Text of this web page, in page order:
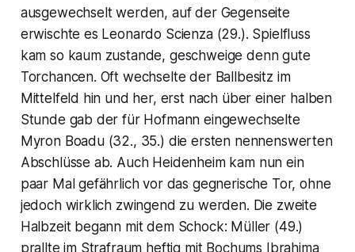
ausgewechselt werden, auf der Gegenseite
erwischte es Leonardo Scienza (29.). Spielfluss
kam so kaum zustande, geschweige denn gute
Torchancen. Oft wechselte der Ballbesitz im
Mittelfeld hin und her, erst nach über einer halben
Stunde gab der für Hofmann eingewechselte
Myron Boadu (32., 35.) die ersten nennenswerten
Abschlüsse ab. Auch Heidenheim kam nun ein
paar Mal gefährlich vor das gegnerische Tor, ohne
jedoch wirklich zwingend zu werden. Die zweite
Halbzeit begann mit dem Schock: Müller (49.)
prallte im Strafraum heftig mit Bochums Ibrahima